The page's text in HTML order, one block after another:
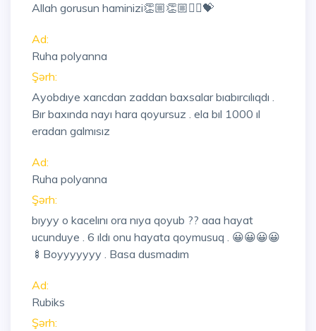
Allah gorusun haminizi👏🏼👏🏼🙋‍♀️💝
Ad:
Ruha polyanna
Şərh:
Ayobdıye xarıcdan zaddan baxsalar bıabırcılıqdı .
Bır baxında nayı hara qoyursuz . ela bıl 1000 ıl
eradan galmısız
Ad:
Ruha polyanna
Şərh:
bıyyy o kacelını ora nıya qoyub ?? aaa hayat
ucunduye . 6 ıldı onu hayata qoymusuq . 😀😀😀😀
🍢Boyyyyyyy . Basa dusmadım
Ad:
Rubiks
Şərh: